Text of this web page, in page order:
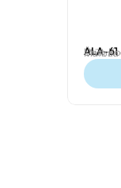
Ürün
Matbaa